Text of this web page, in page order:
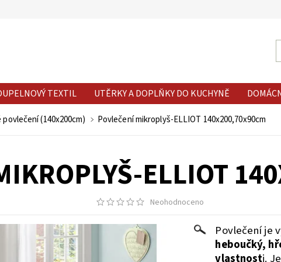
TEXTIL UTĚRKY A DOPLŇKY DO KUCHYNĚ
(140x200cm) Povlečení mikroplyš-ELLIOT 140x200,70x90cm
ELLIOT
Neohodnoceno
Povlečení je
heboučký,
vlastnosti.